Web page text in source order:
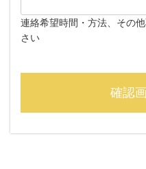
連絡希望時間・方法、その
さい